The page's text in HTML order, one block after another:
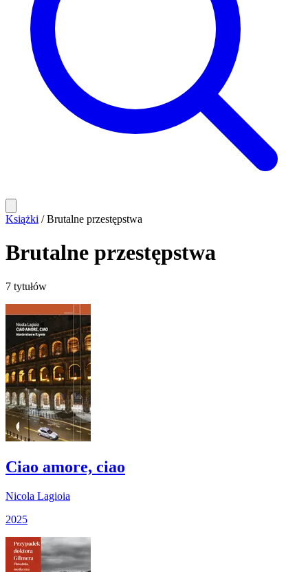
Książki / Brutalne przestępstwa
Brutalne przestępstwa
7 tytułów
Ciao amore, ciao
Nicola Lagioia
2025